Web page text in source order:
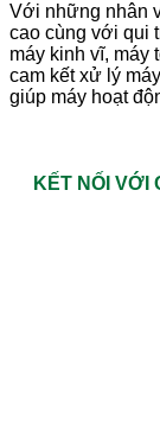
Với những nhân
cao cùng với qui
máy kinh vĩ, máy
cam kết xử lý
giúp máy hoạt
KẾT NỐI VỚI